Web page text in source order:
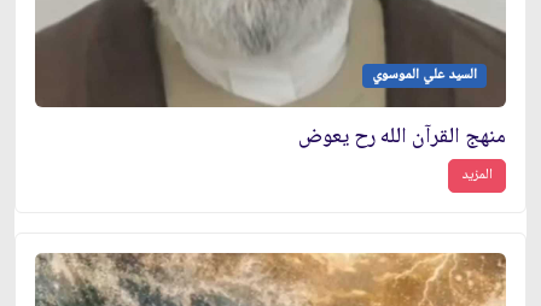
السيد علي الموسوي
منهج القرآن الله رح يعوض
المزيد